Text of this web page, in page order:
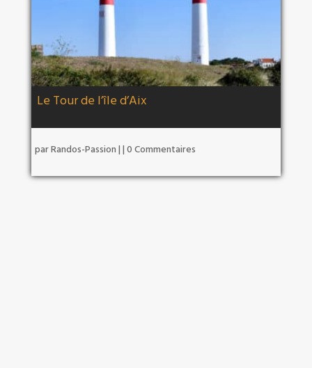
Le Tour de l’île d’Aix
parRandos-Passion | | 0 Commentaires